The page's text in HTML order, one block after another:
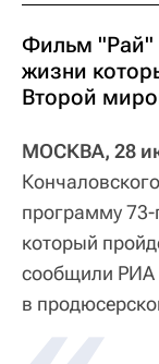
Фильм "Рай"
жизни
Второй
МОСКВА, 28
программу 73-
который
сообщили РИА
в